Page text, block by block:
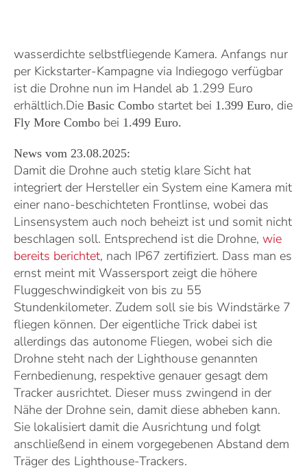
wasserdichte selbstfliegende Kamera. Anfangs nur
per Kickstarter-Kampagne via Indiegogo verfügbar
ist die Drohne nun im Handel ab 1.299 Euro
erhältlich.Die Basic Combo startet bei 1.399 Euro, die
Fly More Combo bei 1.499 Euro.
News vom 23.08.2025:
Damit die Drohne auch stetig klare Sicht hat
integriert der Hersteller ein System eine Kamera mit
einer nano-beschichteten Frontlinse, wobei das
Linsensystem auch noch beheizt ist und somit nicht
beschlagen soll. Entsprechend ist die Drohne, wie
bereits berichtet, nach IP67 zertifiziert. Dass man es
ernst meint mit Wassersport zeigt die höhere
Fluggeschwindigkeit von bis zu 55
Stundenkilometer. Zudem soll sie bis Windstärke 7
fliegen können. Der eigentliche Trick dabei ist
allerdings das autonome Fliegen, wobei sich die
Drohne steht nach der Lighthouse genannten
Fernbedienung, respektive genauer gesagt dem
Tracker ausrichtet. Dieser muss zwingend in der
Nähe der Drohne sein, damit diese abheben kann.
Sie lokalisiert damit die Ausrichtung und folgt
anschließend in einem vorgegebenen Abstand dem
Träger des Lighthouse-Trackers.